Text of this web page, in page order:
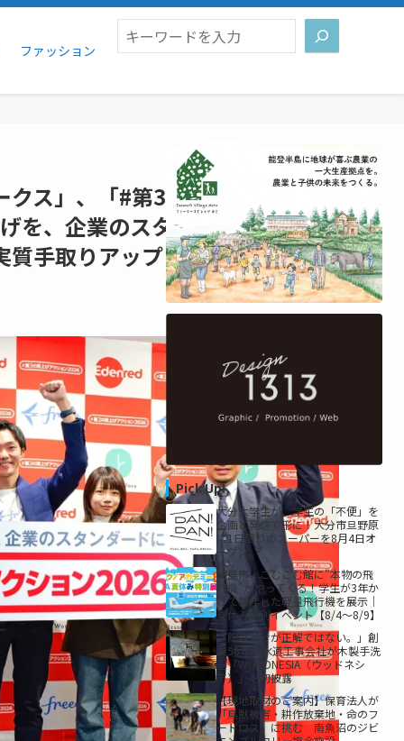
ファッション
検索
Pick Up!
大分大学生が、学生の「不便」を
企画と発信で形に！大分市旦野原
に1日限りのスーパーを8月4日オ
ープン。
福島市・こむこむ館に"本物の飛
行機"がやってくる！学生が3年か
けて製作した軽量飛行機を展示｜
夏休み特別イベント【8/4〜8/9】
「陶器だけが正解ではない。」創
業56年の水道工事会社が木製手洗
器「WOODNESIA（ウッドネシ
ア）」を初披露
【現地取材のご案内】保育法人が
「鳥獣被害・耕作放棄地・命のフ
ードロス」に挑む 南魚沼のジビ
クス」、「#第3の賃上げアクショ
を、企業のスタンダードに！物
手取りアップと生活向上を